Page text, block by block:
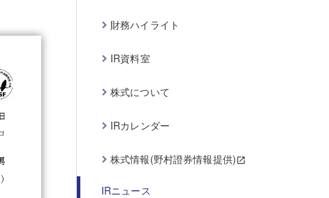
財務ハイライト
IR資料室
株式について
IRカレンダー
株式情報(野村證券情報提供)
IRニュース